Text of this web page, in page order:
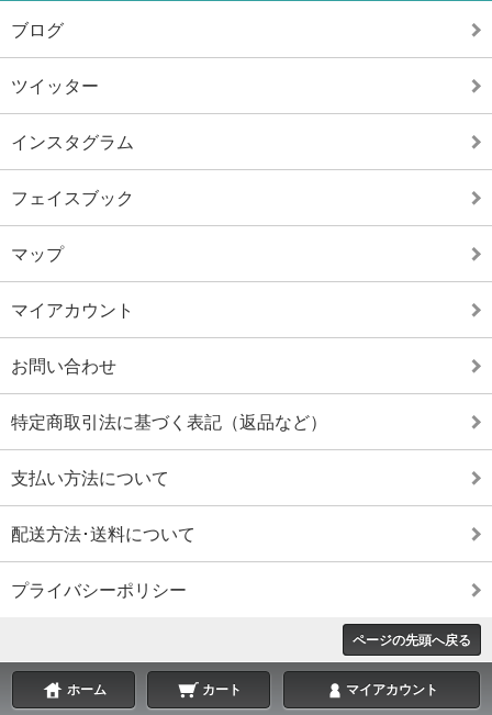
ブログ
ツイッター
インスタグラム
フェイスブック
マップ
マイアカウント
お問い合わせ
特定商取引法に基づく表記（返品など）
支払い方法について
配送方法･送料について
プライバシーポリシー
ページの先頭へ戻る
ホーム カート マイアカウント